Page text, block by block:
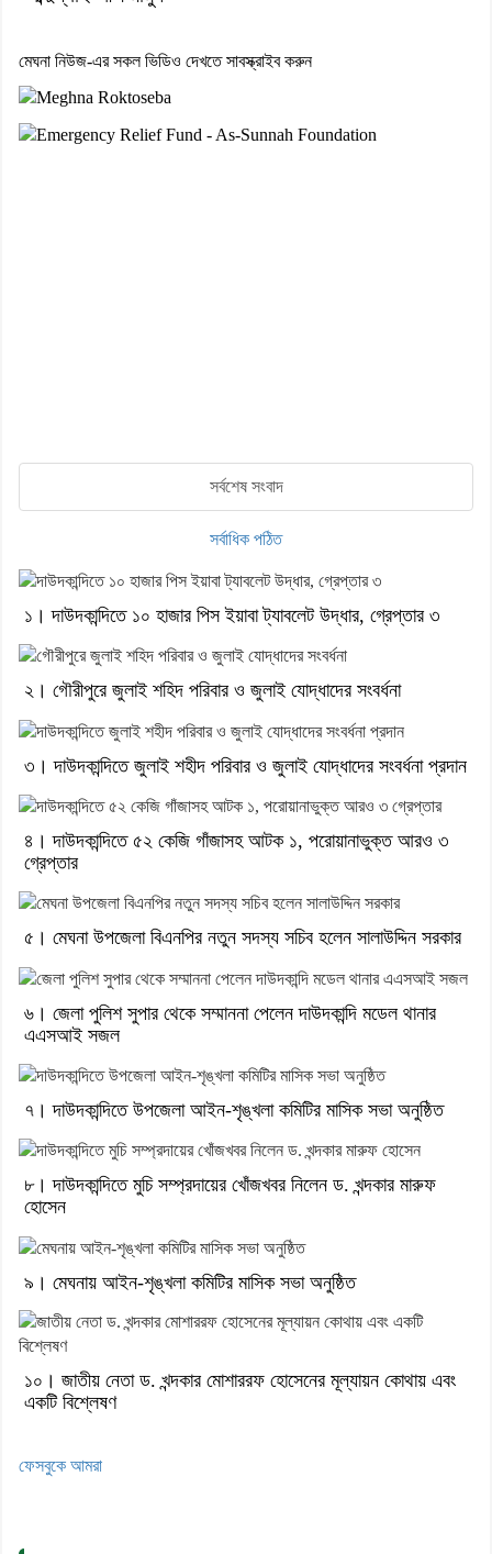
মেঘনা নিউজ-এর সকল ভিডিও দেখতে সাবস্ক্রাইব করুন
সর্বশেষ সংবাদ
সর্বাধিক পঠিত
১। দাউদকান্দিতে ১০ হাজার পিস ইয়াবা ট্যাবলেট উদ্ধার, গ্রেপ্তার ৩
২। গৌরীপুরে জুলাই শহিদ পরিবার ও জুলাই যোদ্ধাদের সংবর্ধনা
৩। দাউদকান্দিতে জুলাই শহীদ পরিবার ও জুলাই যোদ্ধাদের সংবর্ধনা প্রদান
৪। দাউদকান্দিতে ৫২ কেজি গাঁজাসহ আটক ১, পরোয়ানাভুক্ত আরও ৩
গ্রেপ্তার
৫। মেঘনা উপজেলা বিএনপির নতুন সদস্য সচিব হলেন সালাউদ্দিন সরকার
৬। জেলা পুলিশ সুপার থেকে সম্মাননা পেলেন দাউদকান্দি মডেল থানার
এএসআই সজল
৭। দাউদকান্দিতে উপজেলা আইন-শৃঙ্খলা কমিটির মাসিক সভা অনুষ্ঠিত
৮। দাউদকান্দিতে মুচি সম্প্রদায়ের খোঁজখবর নিলেন ড. খন্দকার মারুফ
হোসেন
৯। মেঘনায় আইন-শৃঙ্খলা কমিটির মাসিক সভা অনুষ্ঠিত
১০। জাতীয় নেতা ড. খন্দকার মোশাররফ হোসেনের মূল্যায়ন কোথায় এবং
একটি বিশ্লেষণ
ফেসবুকে আমরা